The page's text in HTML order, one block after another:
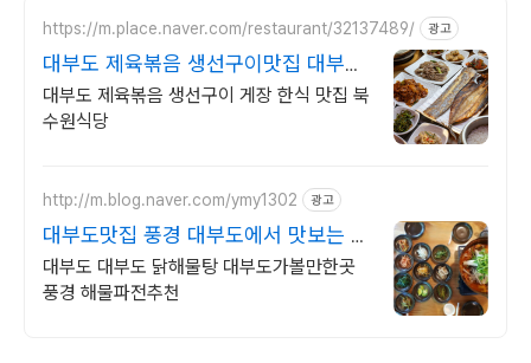
https://m.place.naver.com/restaurant/32137489/ 광고
대부도 제육볶음 생선구이맛집 대부도
맛집
대부도 제육볶음 생선구이 게장 한식 맛집 북
수원식당
http://m.blog.naver.com/ymy1302 광고
대부도맛집 풍경 대부도에서 맛보는 닭
해물탕!
대부도 대부도 닭해물탕 대부도가볼만한곳
풍경 해물파전추천